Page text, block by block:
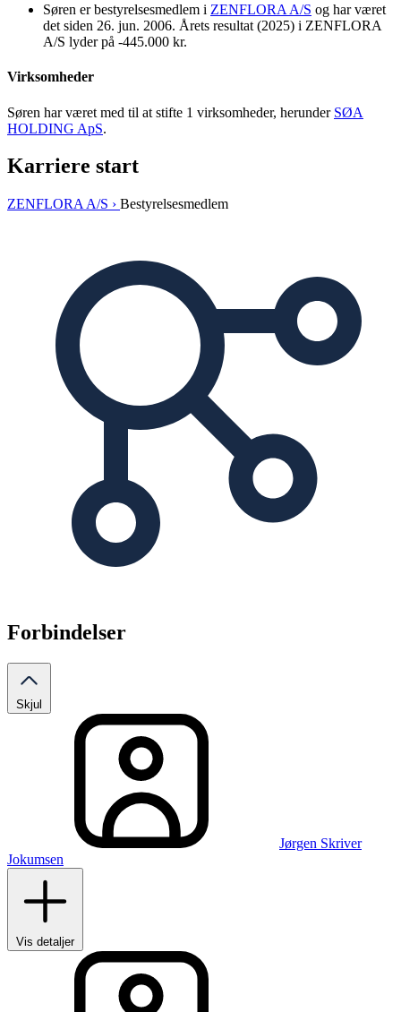
Søren er bestyrelsesmedlem i ZENFLORA A/S og har været
det siden 26. jun. 2006. Årets resultat (2025) i ZENFLORA
A/S lyder på -445.000 kr.
Virksomheder
Søren har været med til at stifte 1 virksomheder, herunder SØA
HOLDING ApS.
Karriere start
ZENFLORA A/S › Bestyrelsesmedlem
Forbindelser
Skjul
Jørgen Skriver
Jokumsen
Vis detaljer